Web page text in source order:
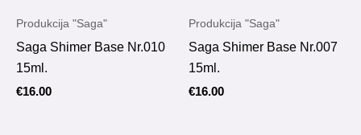
Produkcija "Saga"
Saga Shimer Base Nr.010
15ml.
€16.00
Produkcija "Saga"
Saga Shimer Base Nr.007
15ml.
€16.00